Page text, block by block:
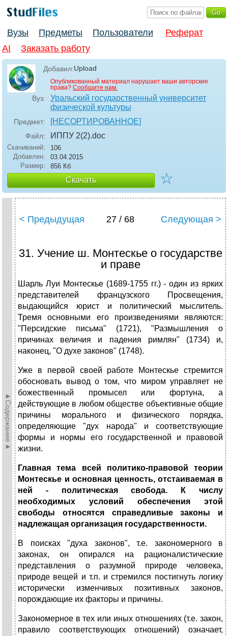
Вузы Предметы Пользователи
Реферат
AI
Заказать работу
Добавил:Upload
Опубликованный материал нарушает ваши авторские
права? Сообщите нам.
Вуз:
Уральский государственный университет
физической культуры
Предмет: [НЕСОРТИРОВАННОЕ]
Файл: ИППУ 2(2).doc
Скачиваний:
106
Добавлен:
03.04.2015
Размер:
856 Кб
Скачать ☆
►Содержание►
< Предыдущая 27 / 68 Следующая >
31. Учение ш. Монтескье о государстве
и праве
Шарль Луи Монтескье (1689-1755 гг.) - один из ярких
представителей французского Просвещения,
выдающийся юрист и политический мыслитель.
Тремя основными его произведениями являются:
"Персидские письма" (1721), "Размышления о
причинах величия и падения римлян" (1734) и,
наконец, "О духе законов" (1748).
Уже в первой своей работе Монтескье стремится
обосновать вывод о том, что миром управляет не
божественный промысел или фортуна, а
действующие в любом обществе объективные общие
причины морального и физического порядка,
определяющие "дух народа" и соответствующие
формы и нормы его государственной и правовой
жизни.
Главная тема всей политико-правовой теории
Монтескье и основная ценность, отстаиваемая в
ней - политическая свобода. К числу
необходимых условий обеспечения этой
свободы относятся справедливые законы и
надлежащая организация государственности.
В поисках "духа законов", т.е. закономерного в
законах, он опирался на рационалистические
представления о разумной природе человека,
природе вещей и т.п. и стремился постигнуть логику
исторически изменчивых позитивных законов,
порождающие их факторы и причины.
Закономерное в тех или иных отношениях (т.е. закон,
правило соответствующих отношений) означает,